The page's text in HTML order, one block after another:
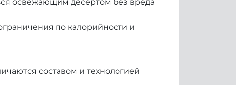
освежающим десертом без вреда
по калорийности и
составом и технологией